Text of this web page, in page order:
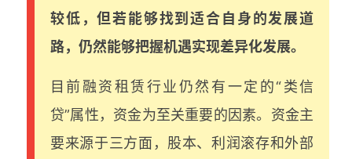
较低，但若能够找到适合自身的发展道
路，仍然能够把握机遇实现差异化发展。
目前融资租赁行业仍然有一定的“类信
贷”属性，资金为至关重要的因素。资金主
要来源于三方面，股本、利润滚存和外部